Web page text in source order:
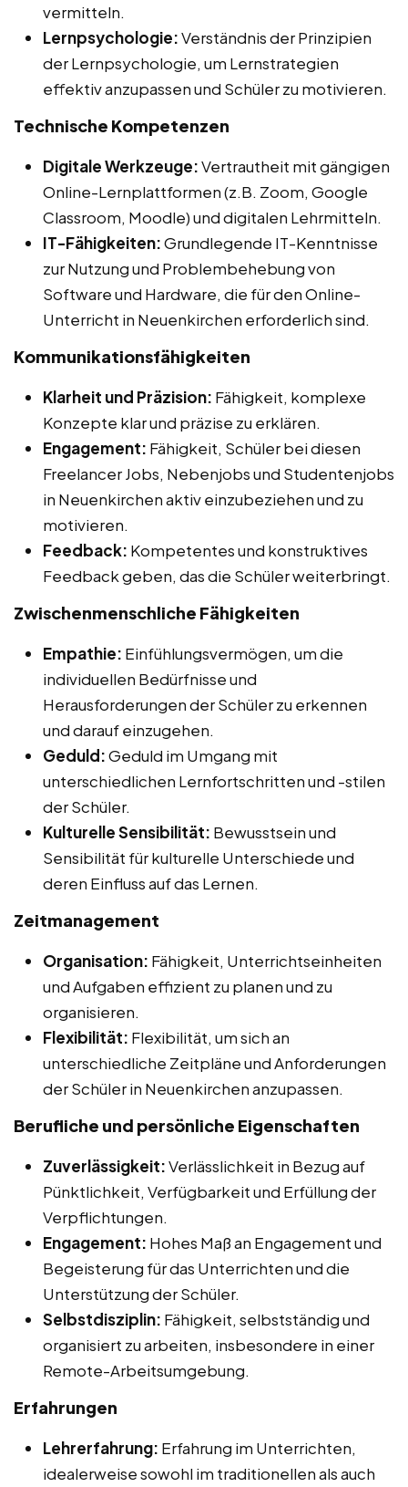
vermitteln.
Lernpsychologie:Verständnis der Prinzipien
der Lernpsychologie, um Lernstrategien
effektiv anzupassen und Schüler zu motivieren.
Technische Kompetenzen
Digitale Werkzeuge:Vertrautheit mit gängigen
Online-Lernplattformen (z.B. Zoom, Google
Classroom, Moodle) und digitalen Lehrmitteln.
IT-Fähigkeiten:Grundlegende IT-Kenntnisse
zur Nutzung und Problembehebung von
Software und Hardware, die für den Online-
Unterricht in Neuenkirchen erforderlich sind.
Kommunikationsfähigkeiten
Klarheit und Präzision: Fähigkeit, komplexe
Konzepte klar und präzise zu erklären.
Engagement: Fähigkeit, Schüler bei diesen
Freelancer Jobs, Nebenjobs und Studentenjobs
in Neuenkirchen aktiv einzubeziehen und zu
motivieren.
Feedback: Kompetentes und konstruktives
Feedback geben, das die Schüler weiterbringt.
Zwischenmenschliche Fähigkeiten
Empathie: Einfühlungsvermögen, um die
individuellen Bedürfnisse und
Herausforderungen der Schüler zu erkennen
und darauf einzugehen.
Geduld:Geduld im Umgang mit
unterschiedlichen Lernfortschritten und -stilen
der Schüler.
Kulturelle Sensibilität: Bewusstsein und
Sensibilität für kulturelle Unterschiede und
deren Einfluss auf das Lernen.
Zeitmanagement
Organisation: Fähigkeit, Unterrichtseinheiten
und Aufgaben effizient zu planen und zu
organisieren.
Flexibilität: Flexibilität, um sich an
unterschiedliche Zeitpläne und Anforderungen
der Schüler in Neuenkirchen anzupassen.
Berufliche und persönliche Eigenschaften
Zuverlässigkeit:Verlässlichkeit in Bezug auf
Pünktlichkeit, Verfügbarkeit und Erfüllung der
Verpflichtungen.
Engagement: Hohes Maß an Engagement und
Begeisterung für das Unterrichten und die
Unterstützung der Schüler.
Selbstdisziplin: Fähigkeit, selbstständig und
organisiert zu arbeiten, insbesondere in einer
Remote-Arbeitsumgebung.
Erfahrungen
Lehrerfahrung: Erfahrung im Unterrichten,
idealerweise sowohl im traditionellen als auch